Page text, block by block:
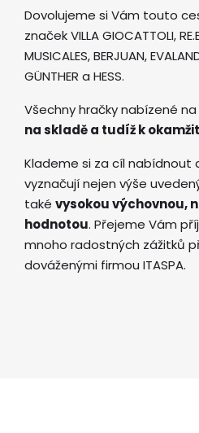
Dovolujeme si Vám touto
značek VILLA GIOCATTOLI,
MUSICALES, BERJUAN,
GÜNTHER a HESS.
Všechny hračky nabízené
na skladě a tudíž k
Klademe si za cíl nabídnout
vyznačují nejen výše
také vysokou výchovnou,
hodnotou. Přejeme Vám
mnoho radostných zážitků
dováženými firmou ITASPA.